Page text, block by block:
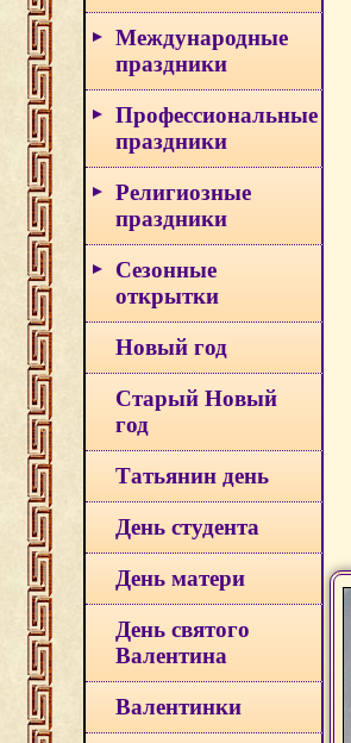
Международные
праздники
Профессиональные
праздники
Религиозные
праздники
Сезонные
открытки
Новый год
Старый Новый
год
Татьянин день
День студента
День матери
День святого
Валентина
Валентинки